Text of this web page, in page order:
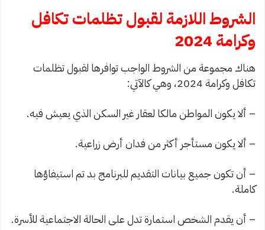
الشروط اللازمة لقبول تظلمات تكافل
وكرامة 2024
هناك مجموعة من الشروط الواجب توافرها لقبول تظلمات
تكافل وكرامة 2024، وهي كالآتي:
– ألا يكون المواطن مالكا لعقار غير السكن الذي يعيش فيه.
– ألا يكون مستأجر أكثر من فدان أرض زراعية.
– أن تكون جميع بيانات التقديم للبرنامج بد تم استيفاؤها
كاملة.
– أن يقدم الشخص استمارة تدل على الحالة الاجتماعية للأسرة.